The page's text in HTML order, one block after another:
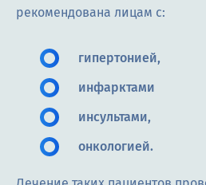
рекомендована лицам с:
гипертонией,
инфарктами
инсультами,
онкологией.